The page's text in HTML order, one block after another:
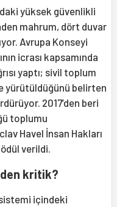
yüksek güvenlikli
mahrum, dört duvar
Avrupa Konseyi
icrası kapsamında
yaptı; sivil toplum
yürütüldüğünü belirten
2017’den beri
toplumu
Havel İnsan Hakları
verildi.
kritik?
sistemi içindeki